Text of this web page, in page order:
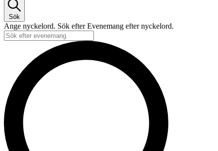
Sök
Ange nyckelord. Sök efter Evenemang efter nyckelord.